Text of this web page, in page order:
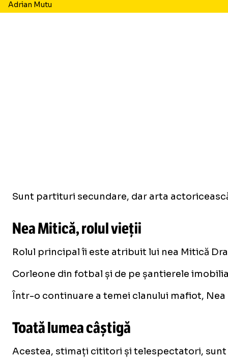
Adrian Mutu
Sunt partituri secundare, dar arta
Nea Mitică, rolul vieții
Rolul principal îi este atribuit lui nea Mitică
Corleone din fotbal și de pe șantierele
Într-o continuare a temei clanului mafiot, Nea
Toată lumea câștigă
Acestea, stimați cititori și telespectatori, sunt